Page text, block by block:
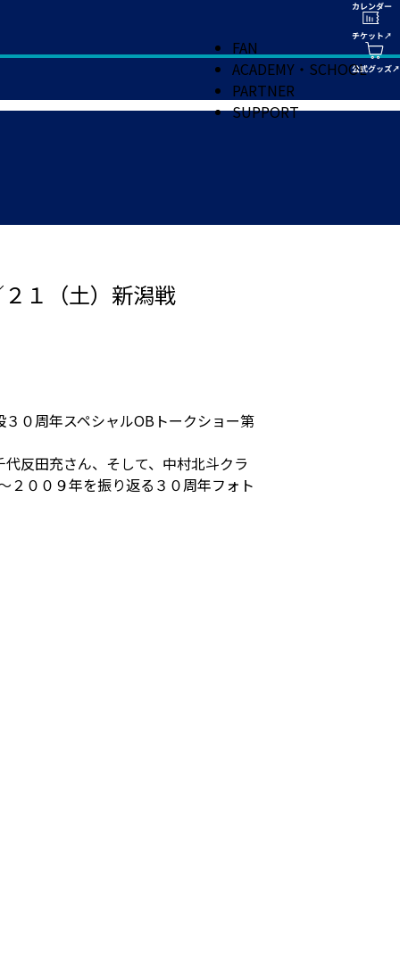
FAN
ACADEMY・SCHOOL
PARTNER
SUPPORT
１（土）新潟戦
０周年スペシャルOBトークショー第
反田充さん、そして、中村北斗クラ
２００９年を振り返る３０周年フォト